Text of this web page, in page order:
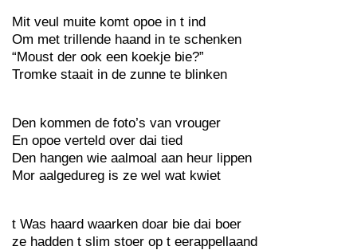
Mit veul muite komt opoe in t ind
Om met trillende haand in te schenken
“Moust der ook een koekje bie?”
Tromke staait in de zunne te blinken
Den kommen de foto’s van vrouger
En opoe verteld over dai tied
Den hangen wie aalmoal aan heur lippen
Mor aalgedureg is ze wel wat kwiet
t Was haard waarken doar bie dai boer
ze hadden t slim stoer op t eerappellaand